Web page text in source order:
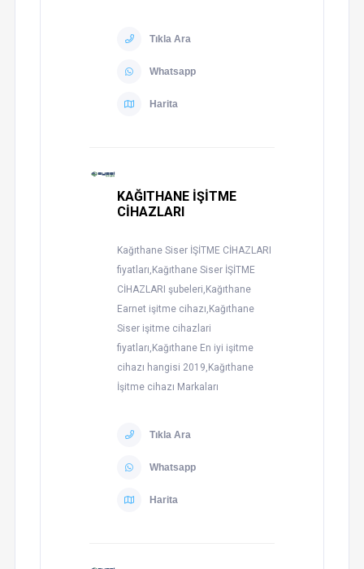
Tıkla Ara
Whatsapp
Harita
KAĞITHANE İŞİTME
CİHAZLARI
Kağıthane Siser İŞİTME CİHAZLARI
fiyatları,Kağıthane Siser İŞİTME
CİHAZLARI şubeleri,Kağıthane
Earnet işitme cihazı,Kağıthane
Siser işitme cihazlari
fiyatları,Kağıthane En iyi işitme
cihazı hangisi 2019,Kağıthane
İşitme cihazı Markaları
Tıkla Ara
Whatsapp
Harita